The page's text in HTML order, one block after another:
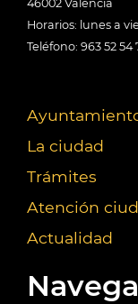
46002 València
Horarios: lunes a
Teléfono: 963 52 54
La ciudad
Trámites
Atención
Actualidad